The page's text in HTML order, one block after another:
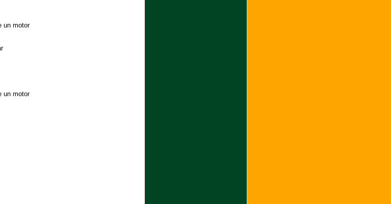
un motor
un motor